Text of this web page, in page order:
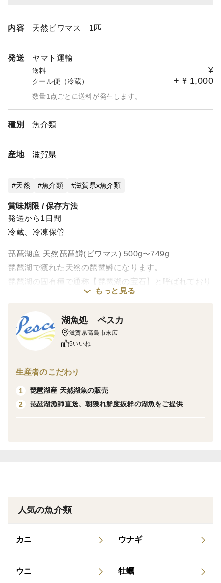
内容 天然ビワマス 1匹
発送 ヤマト運輸
送料 ¥
クール便（冷蔵） + ¥ 1,000
数量1点ごとに送料が発生します。
種別 魚介類
産地 滋賀県
天然 魚介類 滋賀県x魚介類
賞味期限 / 保存方法
発送から1日間
冷蔵、冷凍保管
琵琶湖産 天然琵琶鱒(ビワマス) 500g〜749g
琵琶湖で獲れた天然の琵琶鱒になります。
琵琶湖の固有種で通称【琵琶湖の宝石】と呼ばれており
比較的認知度が上がってきています。
冬の琵琶鱒は身が締まっており脂っ気が少なくあっさり
漁法：引き縄(トローリング)、刺し網
内容量 ：1匹(500g〜749g )
※こちらの商品は1匹の重量が500g〜749gの琵琶鱒にな
刺身、煮付け、フライ、塩焼き、佃煮、ムニエル 等
発送までの流れ：
もっと見る
湖魚処 ペスカ
滋賀県高島市末広
5いいね
生産者のこだわり
1
琵琶湖産 天然湖魚の販売
2
琵琶湖漁師直送、朝獲れ鮮度抜群の湖魚をご提供
人気の魚介類
カニ ウナギ
ウニ 牡蠣